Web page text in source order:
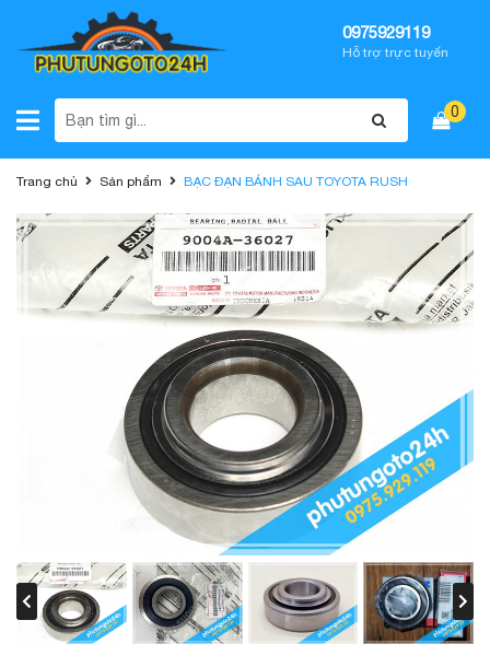
0975929119
Hỗ trợ trực tuyến
0
Trang chủ Sản phẩm BẠC ĐẠN BÁNH SAU TOYOTA RUSH